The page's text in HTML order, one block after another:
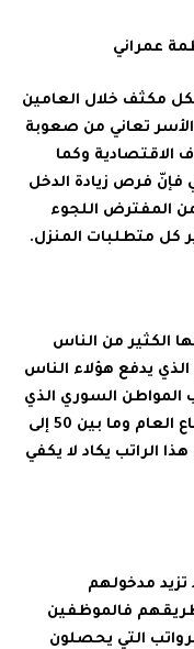
مكثف خلال العامين
تعاني من صعوبة
الاقتصادية وكما
فإنّ فرص زيادة الدخل
المفترض اللجوء
كل متطلبات المنزل.
الكثير من الناس
يدفع هؤلاء الناس
المواطن السوري الذي
بلغ 30 إلى 35 ألف ليرة سورية في القطاع العام وما بين 50 إلى
الراتب يكاد لا يكفي
تزيد مدخولهم
فالموظفين
التي يحصلون